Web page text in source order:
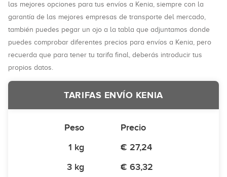
las mejores opciones para tus envíos a Kenia, siempre con la
garantía de las mejores empresas de transporte del mercado,
también puedes pegar un ojo a la tabla que adjuntamos donde
puedes comprobar diferentes precios para envíos a Kenia, pero
recuerda que para tener tu tarifa final, deberás introducir tus
propios datos.
TARIFAS ENVÍO KENIA
Peso
Precio
1 kg
€ 27,24
3 kg
€ 63,32